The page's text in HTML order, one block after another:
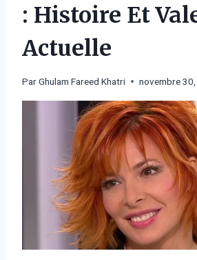
: Histoire Et
Actuelle
ParGhulam Fareed Khatri novembre